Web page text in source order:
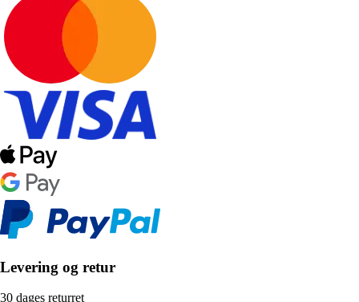
Levering og retur
30 dages returret